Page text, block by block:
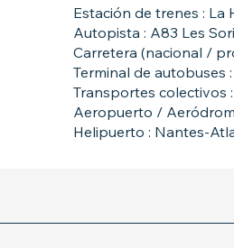
Estación de trenes : La
Autopista : A83 Les
Carretera (nacional /
Terminal de autobuses
Transportes colectivos
Aeropuerto /
Helipuerto : Nantes-